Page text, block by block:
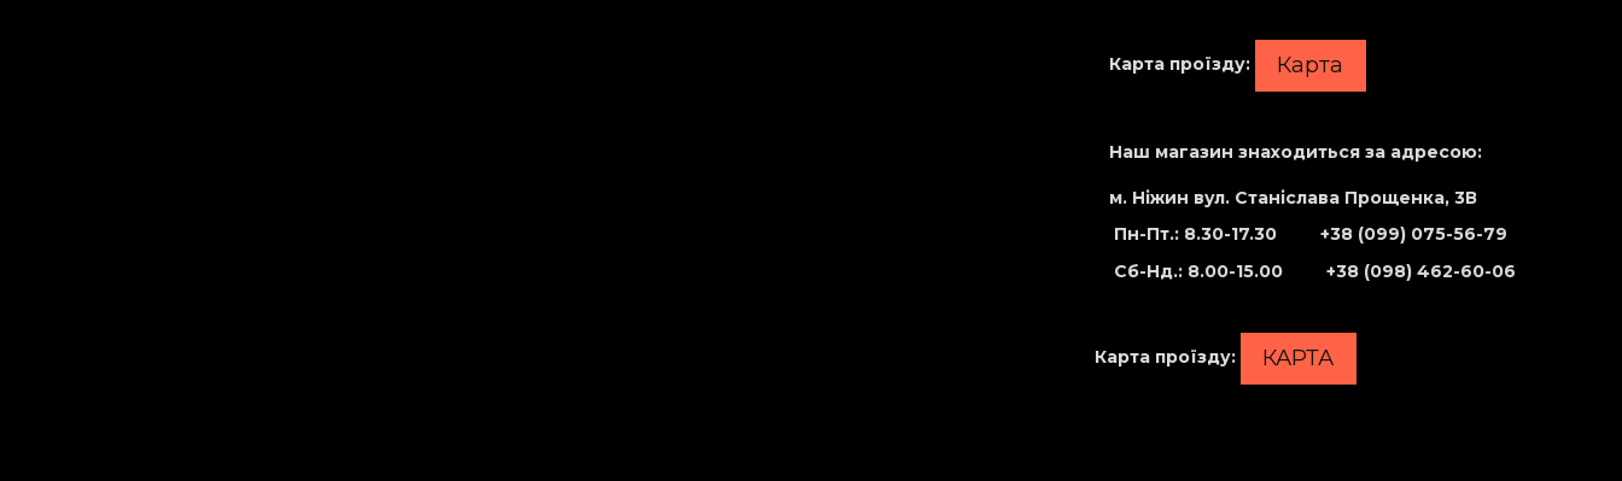
Карта проїзду: Карта
Наш магазин знаходиться за адресою:
м. Ніжин вул. Станіслава Прощенка, 3В
Пн-Пт.: 8.30-17.30 +38 (099) 075-56-79
Сб-Нд.: 8.00-15.00 +38 (098) 462-60-06
Карта проїзду: КАРТА